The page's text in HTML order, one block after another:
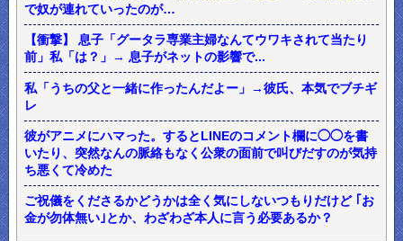
で奴が連れていったのが…
【衝撃】 息子「グータラ専業主婦なんてウワキされて当たり
前」私「は？」→ 息子がネットの影響で...
私「うちの父と一緒に作ったんだよー」→彼氏、本気でブチギ
レ
彼がアニメにハマった。するとLINEのコメント欄に◯◯を書
いたり、突然なんの脈絡もなく公衆の面前で叫びだすのが気持
ち悪くて冷めた
ご祝儀をくださるかどうかは全く気にしないつもりだけど ｢お
金が勿体無い｣とか、わざわざ本人に言う必要あるか？